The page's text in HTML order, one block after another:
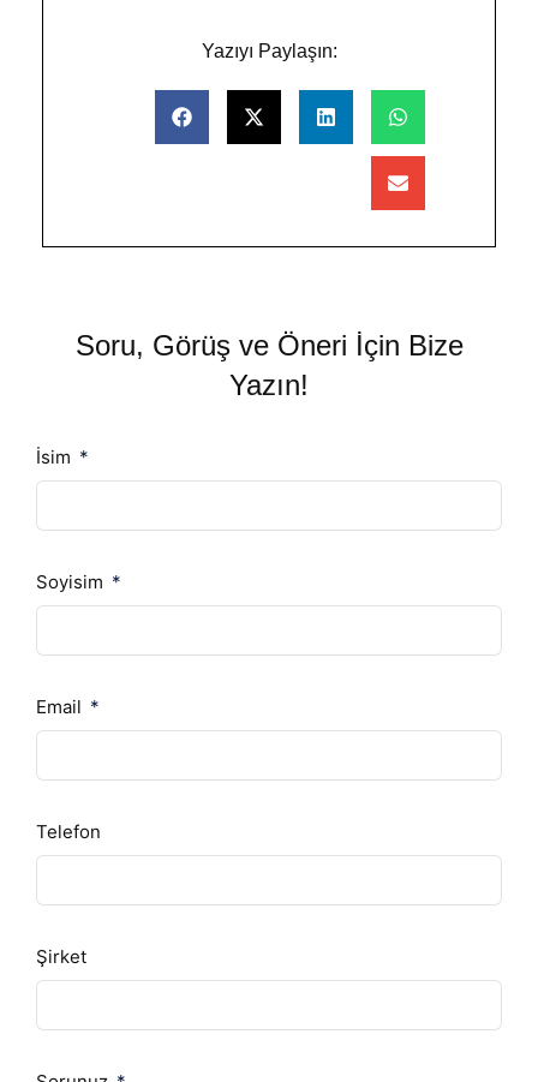
Yazıyı Paylaşın:
Soru, Görüş ve Öneri İçin Bize
Yazın!
İsim
Soyisim
Email
Telefon
Şirket